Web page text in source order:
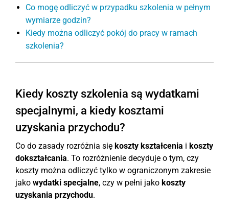
Co mogę odliczyć w przypadku szkolenia w pełnym
wymiarze godzin?
Kiedy można odliczyć pokój do pracy w ramach
szkolenia?
Kiedy koszty szkolenia są wydatkami
specjalnymi, a kiedy kosztami
uzyskania przychodu?
Co do zasady rozróżnia się koszty kształcenia i koszty
dokształcania. To rozróżnienie decyduje o tym, czy
koszty można odliczyć tylko w ograniczonym zakresie
jako wydatki specjalne, czy w pełni jako koszty
uzyskania przychodu.